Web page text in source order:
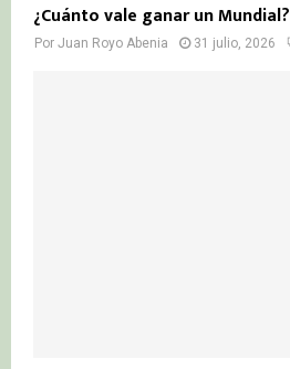
¿Cuánto vale ganar un Mundial?
Por Juan Royo Abenia 31 julio, 2026